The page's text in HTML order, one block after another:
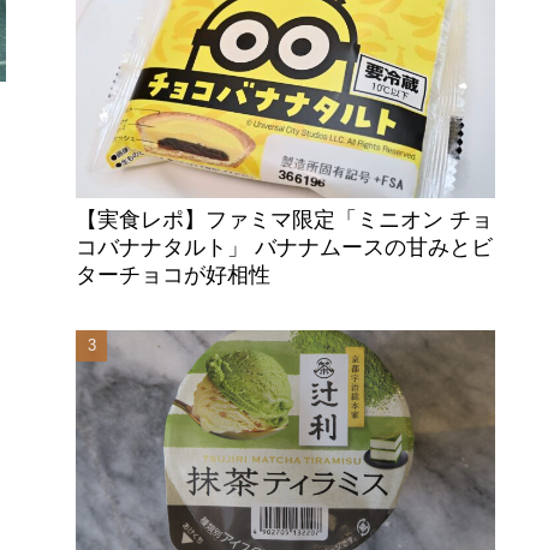
【実食レポ】ファミマ限定「ミニオン チョ
コバナナタルト」 バナナムースの甘みとビ
ターチョコが好相性